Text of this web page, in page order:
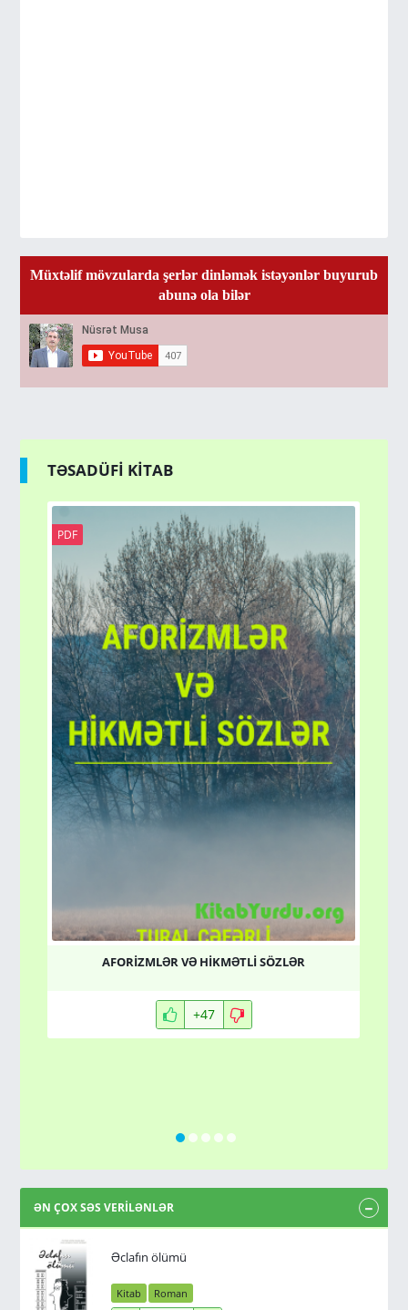
Müxtəlif mövzularda şerlər dinləmək istəyənlər buyurub
abunə ola bilər
TƏSADÜFİ KİTAB
PDF
AFORİZMLƏR VƏ HİKMƏTLİ SÖZLƏR
+47
ƏN ÇOX SƏS VERİLƏNLƏR
Əclafın ölümü
Kitab Roman